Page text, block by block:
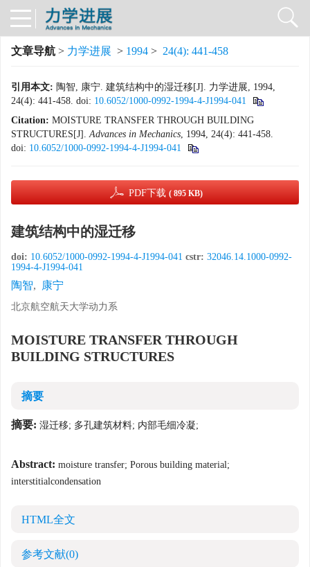
文章导航 > 力学进展 > 1994 > 24(4): 441-458
引用本文: 陶智, 康宁. 建筑结构中的湿迁移[J]. 力学进展, 1994,
24(4): 441-458. doi: 10.6052/1000-0992-1994-4-J1994-041
Citation: MOISTURE TRANSFER THROUGH BUILDING
STRUCTURES[J].Advances in Mechanics, 1994, 24(4): 441-458.
doi: 10.6052/1000-0992-1994-4-J1994-041
PDF下载 ( 895 KB)
建筑结构中的湿迁移
doi: 10.6052/1000-0992-1994-4-J1994-041 cstr: 32046.14.1000-0992-
1994-4-J1994-041
陶智, 康宁
北京航空航天大学动力系
MOISTURE TRANSFER THROUGH
BUILDING STRUCTURES
摘要
摘要: 湿迁移; 多孔建筑材料; 内部毛细冷凝;
Abstract: moisture transfer; Porous building material;
interstitialcondensation
HTML全文
参考文献(0)